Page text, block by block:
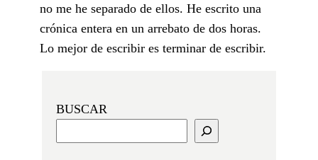
no me he separado de ellos. He escrito una
crónica entera en un arrebato de dos horas.
Lo mejor de escribir es terminar de escribir.
BUSCAR